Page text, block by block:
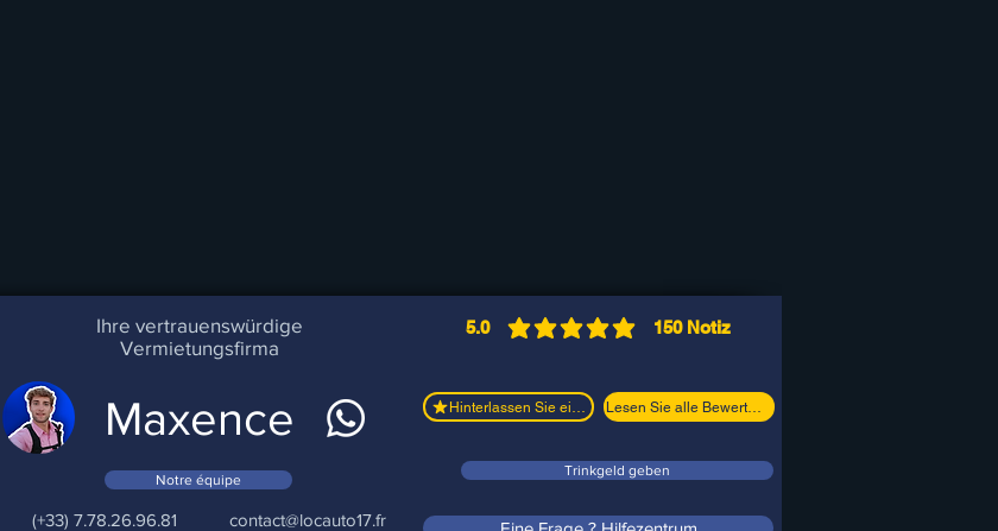
Ihre vertrauenswürdige
Vermietungsfirma
Maxence
Notre équipe
(+33) 7.78.26.96.81 contact@locauto17.fr
5.0 150 Notiz
durchschnittliches Rating ist 5 von 5, basierend
Trinkgeld geben